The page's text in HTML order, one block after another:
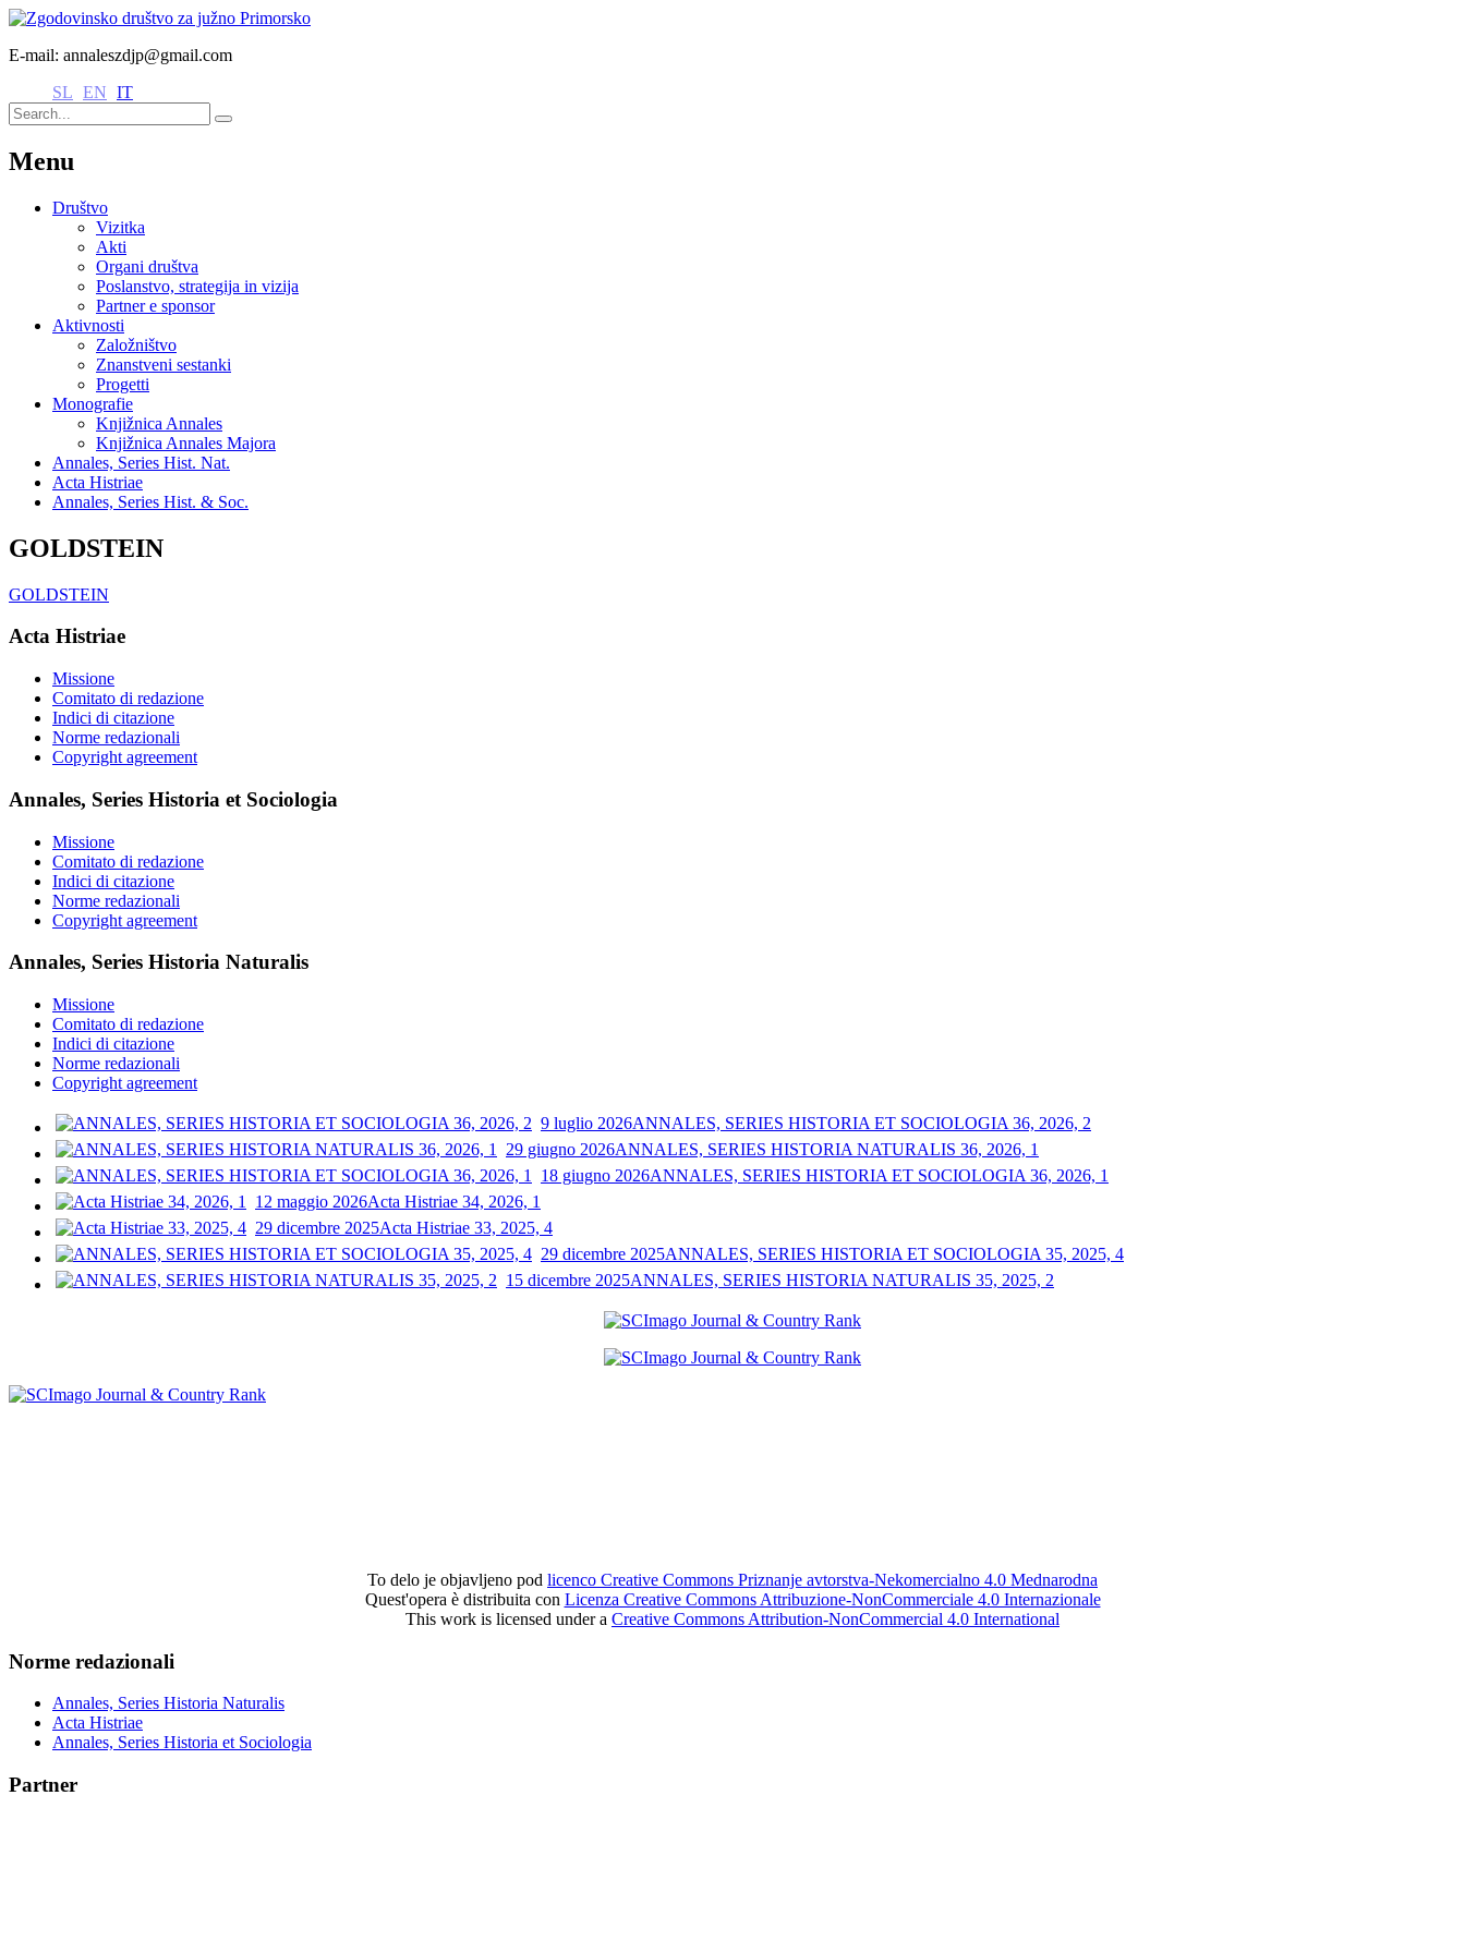
E-mail: annaleszdjp@gmail.com
SL EN IT
Menu
Društvo
Vizitka
Akti
Organi društva
Poslanstvo, strategija in vizija
Partner e sponsor
Aktivnosti
Založništvo
Znanstveni sestanki
Progetti
Monografie
Knjižnica Annales
Knjižnica Annales Majora
Annales, Series Hist. Nat.
Acta Histriae
Annales, Series Hist. & Soc.
GOLDSTEIN
GOLDSTEIN
Acta Histriae
Missione
Comitato di redazione
Indici di citazione
Norme redazionali
Copyright agreement
Annales, Series Historia et Sociologia
Missione
Comitato di redazione
Indici di citazione
Norme redazionali
Copyright agreement
Annales, Series Historia Naturalis
Missione
Comitato di redazione
Indici di citazione
Norme redazionali
Copyright agreement
9 luglio 2026ANNALES, SERIES HISTORIA ET SOCIOLOGIA 36, 2026, 2
29 giugno 2026ANNALES, SERIES HISTORIA NATURALIS 36, 2026, 1
18 giugno 2026ANNALES, SERIES HISTORIA ET SOCIOLOGIA 36, 2026, 1
12 maggio 2026Acta Histriae 34, 2026, 1
29 dicembre 2025Acta Histriae 33, 2025, 4
29 dicembre 2025ANNALES, SERIES HISTORIA ET SOCIOLOGIA 35, 2025, 4
15 dicembre 2025ANNALES, SERIES HISTORIA NATURALIS 35, 2025, 2
To delo je objavljeno pod licenco Creative Commons Priznanje avtorstva-Nekomercialno 4.0 Mednarodna
Quest'opera è distribuita con Licenza Creative Commons Attribuzione-NonCommerciale 4.0 Internazionale
This work is licensed under a Creative Commons Attribution-NonCommercial 4.0 International
Norme redazionali
Annales, Series Historia Naturalis
Acta Histriae
Annales, Series Historia et Sociologia
Partner